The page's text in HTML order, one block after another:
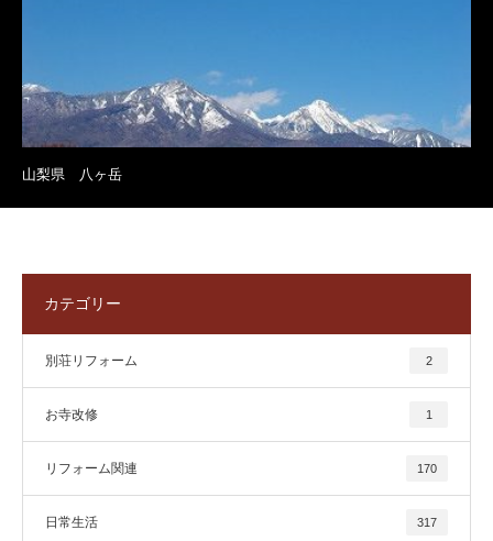
山梨県 八ヶ岳
カテゴリー
別荘リフォーム 2
お寺改修 1
リフォーム関連 170
日常生活 317